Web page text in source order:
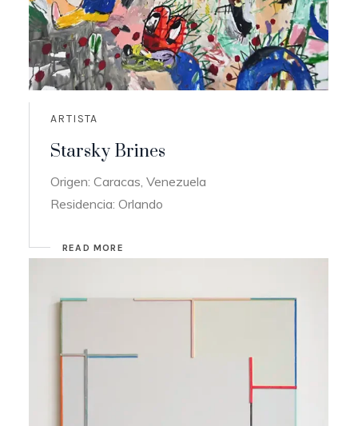
ARTISTA
Starsky Brines
Origen: Caracas, Venezuela
Residencia: Orlando
READ MORE